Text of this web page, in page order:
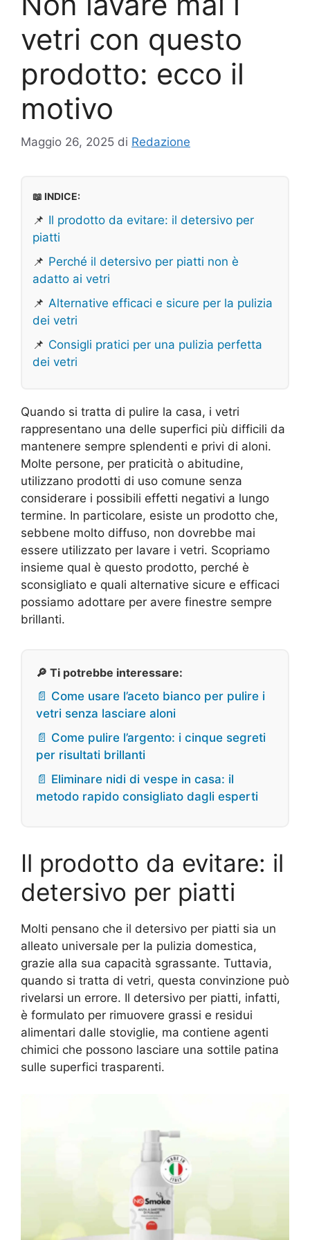
vetri con questo
prodotto: ecco il
motivo
Maggio 26, 2025 di Redazione
📖 INDICE:
📌 Il prodotto da evitare: il detersivo per
piatti
📌 Perché il detersivo per piatti non è
adatto ai vetri
📌 Alternative efficaci e sicure per la pulizia
dei vetri
📌 Consigli pratici per una pulizia perfetta
dei vetri
Quando si tratta di pulire la casa, i vetri
rappresentano una delle superfici più difficili da
mantenere sempre splendenti e privi di aloni.
Molte persone, per praticità o abitudine,
utilizzano prodotti di uso comune senza
considerare i possibili effetti negativi a lungo
termine. In particolare, esiste un prodotto che,
sebbene molto diffuso, non dovrebbe mai
essere utilizzato per lavare i vetri. Scopriamo
insieme qual è questo prodotto, perché è
sconsigliato e quali alternative sicure e efficaci
possiamo adottare per avere finestre sempre
brillanti.
🔎 Ti potrebbe interessare:
📄 Come usare l’aceto bianco per pulire i
vetri senza lasciare aloni
📄 Come pulire l’argento: i cinque segreti
per risultati brillanti
📄 Eliminare nidi di vespe in casa: il
metodo rapido consigliato dagli esperti
Il prodotto da evitare: il
detersivo per piatti
Molti pensano che il detersivo per piatti sia un
alleato universale per la pulizia domestica,
grazie alla sua capacità sgrassante. Tuttavia,
quando si tratta di vetri, questa convinzione può
rivelarsi un errore. Il detersivo per piatti, infatti,
è formulato per rimuovere grassi e residui
alimentari dalle stoviglie, ma contiene agenti
chimici che possono lasciare una sottile patina
sulle superfici trasparenti.